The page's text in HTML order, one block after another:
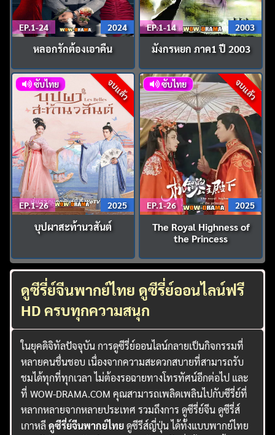
EP.1-24 2024
หลอกรักต้องเอาคืน
EP.1-14 2003
มังกรหยก ภาค1 ปี 2003
จบแล้ว
ซับไทย
EP.1-26 2025
บุปผาสะท้านวสันต์
จบแล้ว
ซับไทย
EP.1-26 2025
The Royal Highness of
the Princess
ดูซีรี่ย์จีนพากย์ไทย ดูซีรี่ย์ออนไลน์ฟรี
HD ครบทุกความสนุก
ในยุคดิจิทัลปัจจุบัน การดูซีรี่ย์ออนไลน์กลายเป็นกิจกรรมที่
หลายคนชื่นชอบ เนื่องจากความสะดวกสบายที่สามารถรับ
ชมได้ทุกที่ทุกเวลา ไม่ต้องรอฉายทางโทรทัศน์อีกต่อไป และ
ที่ WOW-DRAMA.COM คุณสามารถเพลิดเพลินไปกับซีรี่ย์ที่
หลากหลายจากหลายประเทศ รวมถึงการ ดูซีรี่ย์จีน ดูซีรี่ส์
เกาหลีดูซีรี่ย์จีนพากย์ไทยดูซีรีส์ญี่ปุ่น ได้ทั้งแบบพากย์ไทย